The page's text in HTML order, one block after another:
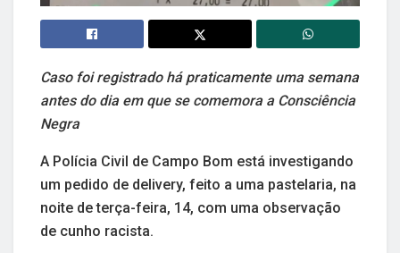
Caso foi registrado há praticamente uma semana
antes do dia em que se comemora a Consciência
Negra
A Polícia Civil de Campo Bom está investigando
um pedido de delivery, feito a uma pastelaria, na
noite de terça-feira, 14, com uma observação
de cunho racista.